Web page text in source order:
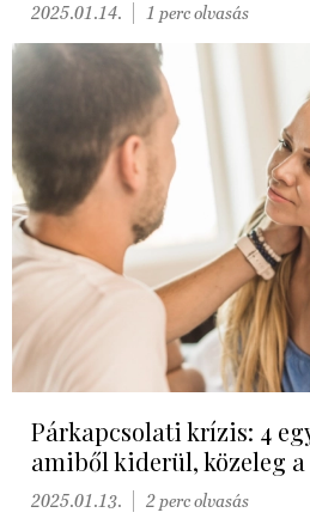
2025.01.14. 1 perc olvasás
Párkapcsolati krízis: 4
amiből kiderül, közeleg a
2025.01.13. 2 perc olvasás